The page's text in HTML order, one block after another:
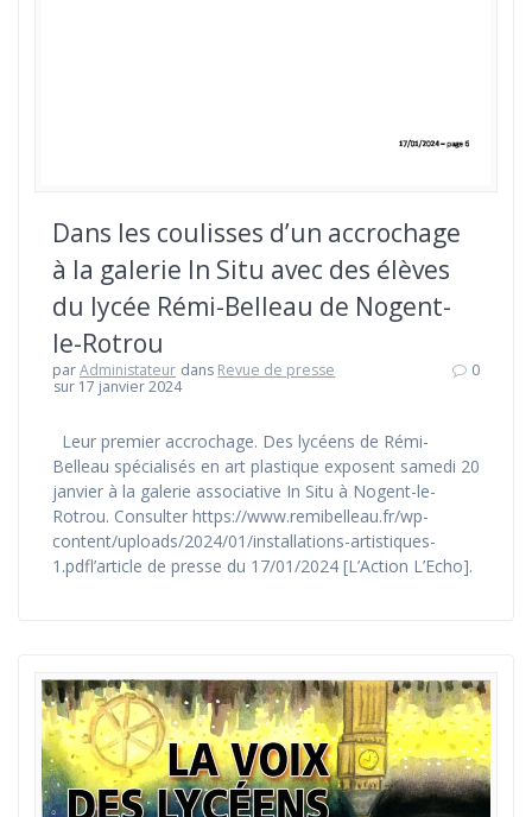
Dans les coulisses d’un accrochage
à la galerie In Situ avec des élèves
du lycée Rémi-Belleau de Nogent-
le-Rotrou
parAdministateur dans Revue de presse
sur 17 janvier 2024
0
Leur premier accrochage. Des lycéens de Rémi-
Belleau spécialisés en art plastique exposent samedi 20
janvier à la galerie associative In Situ à Nogent-le-
Rotrou. Consulter https://www.remibelleau.fr/wp-
content/uploads/2024/01/installations-artistiques-
1.pdfl’article de presse du 17/01/2024 [L’Action L’Echo].